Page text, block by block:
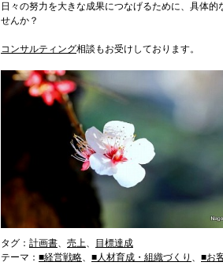
日々の努力を大きな成果につなげるために、具体
せんか？
コンサルティング相談もお受けしております。
タグ： 計画書 売上
目標達成
テーマ： ■経営戦略 ■人材育成・組織づくり ■お